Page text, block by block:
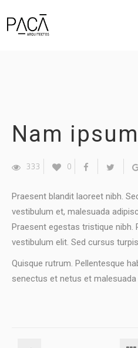
PROYECTOS
CONTACTO
Nam ipsum
333 0
Praesent blandit laoreet nibh.
vestibulum et, malesuada
Praesent egestas tristique nibh.
vestibulum elit. Sed cursus
Quisque rutrum. Pellentesque
senectus et netus et